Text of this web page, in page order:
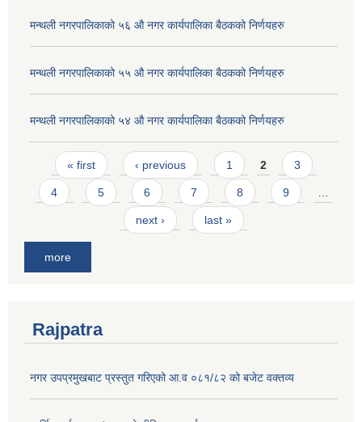
मन्थली नगरपालिकाको ५६ औ नगर कार्यपालिका बैठकको निर्णयहरु
मन्थली नगरपालिकाको ५५ औ नगर कार्यपालिका बैठकको निर्णयहरु
मन्थली नगरपालिकाको ५४ औ नगर कार्यपालिका बैठकको निर्णयहरु
Pages
« first ‹ previous 1 2 3
4 5 6 7 8 9
next › last »
more
Rajpatra
नगर उपप्रमुखबाट प्रस्तुत गरिएको आ.व ०८१/८२ को बजेट वक्तव्य